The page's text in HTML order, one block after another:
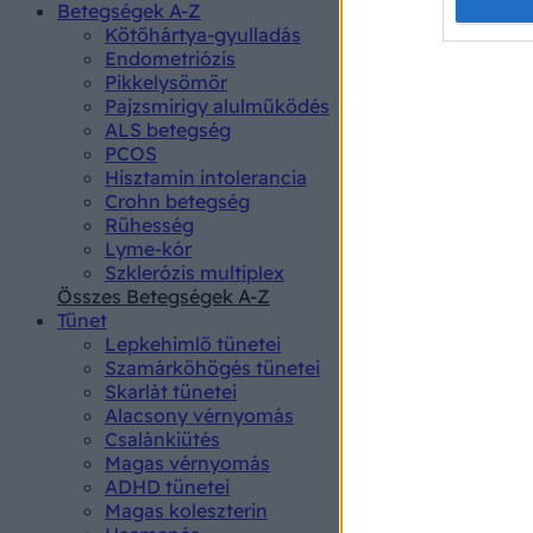
Betegségek A-Z
Kötőhártya-gyulladás
Endometriózis
Pikkelysömör
Pajzsmirigy alulműködés
ALS betegség
PCOS
Hisztamin intolerancia
Crohn betegség
Rühesség
Lyme-kór
Szklerózis multiplex
Összes Betegségek A-Z
Tünet
Lepkehimlő tünetei
Szamárköhögés tünetei
Skarlát tünetei
Alacsony vérnyomás
Csalánkiütés
Magas vérnyomás
ADHD tünetei
Magas koleszterin